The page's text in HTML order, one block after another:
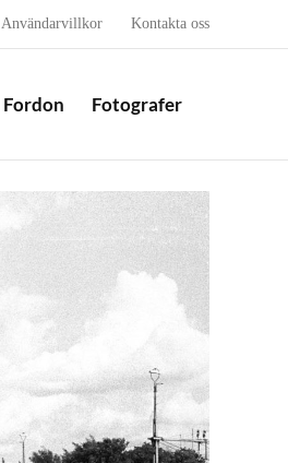
Användarvillkor Kontakta oss
Fordon Fotografer